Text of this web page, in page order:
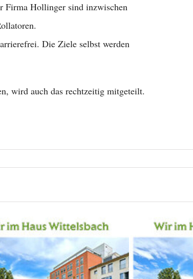
Firma Hollinger sind inzwischen
Die Ziele selbst werden
wird auch das rechtzeitig mitgeteilt.